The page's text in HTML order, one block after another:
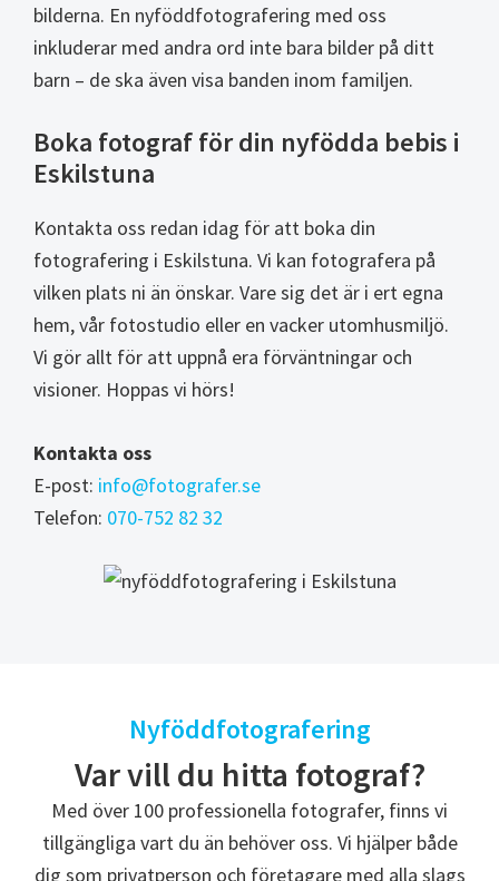
bilderna. En nyföddfotografering med oss
inkluderar med andra ord inte bara bilder på ditt
barn – de ska även visa banden inom familjen.
Boka fotograf för din nyfödda bebis i
Eskilstuna
Kontakta oss redan idag för att boka din
fotografering i Eskilstuna. Vi kan fotografera på
vilken plats ni än önskar. Vare sig det är i ert egna
hem, vår fotostudio eller en vacker utomhusmiljö.
Vi gör allt för att uppnå era förväntningar och
visioner. Hoppas vi hörs!
Kontakta oss
E-post: info@fotografer.se
Telefon: 070-752 82 32
Nyföddfotografering
Var vill du hitta fotograf?
Med över 100 professionella fotografer, finns vi
tillgängliga vart du än behöver oss. Vi hjälper både
dig som privatperson och företagare med alla slags